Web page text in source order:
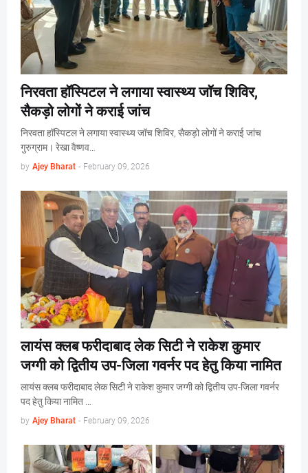
निरवता हॉस्पिटल ने लगाया स्वास्थ्य जॉच शिविर,
सैकड़ो लोगों ने कराई जांच
निरवता हॉस्पिटल ने लगाया स्वास्थ्य जॉच शिविर, सैकड़ो लोगों ने कराई जांच
गुरुग्राम। रेखा वैष्णव…
by Ajey Bharat - February 09, 2026
लायंस क्लब फरीदाबाद लेक सिटी ने राकेश कुमार
जग्गी को द्वितीय उप-जिला गवर्नर पद हेतु किया नामित
लायंस क्लब फरीदाबाद लेक सिटी ने राकेश कुमार जग्गी को द्वितीय उप-जिला गवर्नर
पद हेतु किया नामित …
by Ajey Bharat - February 09, 2026